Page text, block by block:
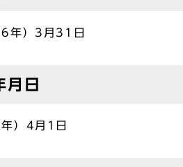
年）3月31日
月日
）4月1日